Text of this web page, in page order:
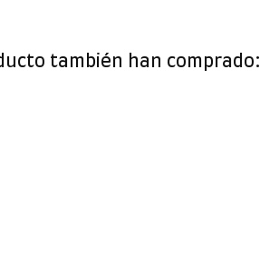
también han comprado: